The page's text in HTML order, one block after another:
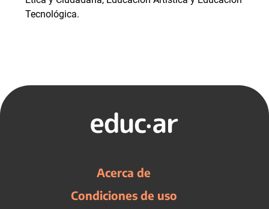
Tecnológica.
Acerca de
Condiciones de uso